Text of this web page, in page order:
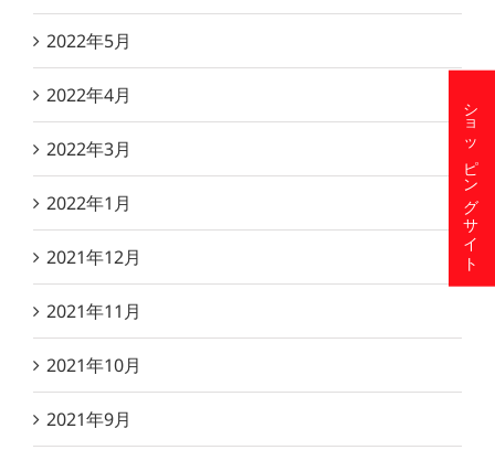
2022年5月
2022年4月
2022年3月
2022年1月
2021年12月
2021年11月
2021年10月
2021年9月
ショッピングサイト